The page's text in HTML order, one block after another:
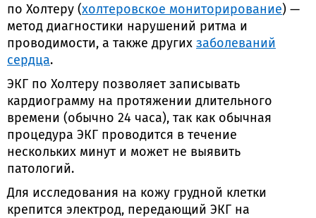
по Холтеру (холтеровское мониторирование) —
метод диагностики нарушений ритма и
проводимости, а также других заболеваний
сердца.
ЭКГ по Холтеру позволяет записывать
кардиограмму на протяжении длительного
времени (обычно 24 часа), так как обычная
процедура ЭКГ проводится в течение
нескольких минут и может не выявить
патологий.
Для исследования на кожу грудной клетки
крепится электрод, передающий ЭКГ на